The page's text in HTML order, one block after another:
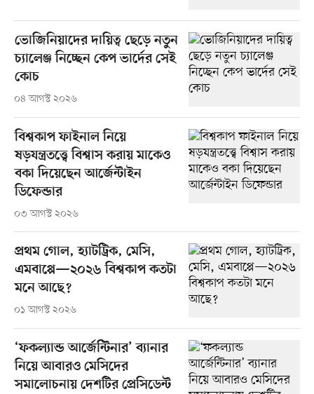
ভোজিনিয়াদের দায়িত্ব ছেড়ে নতুন
চ্যালেঞ্জ নিচ্ছেন কেপ ভার্দের সেই
কোচ
০৪ আগস্ট ২০২৬
বিশ্বকাপ ফাইনাল নিয়ে
ষড়যন্ত্রতত্ত্বে বিশ্বাস করায় মাকেও
বকা দিয়েছেন আর্জেন্টাইন
ডিফেন্ডার
০৩ আগস্ট ২০২৬
প্রথম গোল, হ্যাটট্রিক, মেসি,
এমবাপ্পে—২০২৬ বিশ্বকাপ কতটা
মনে আছে?
০১ আগস্ট ২০২৬
‘ফকল্যান্ড আর্জেন্টিনার’ ব্যানার
নিয়ে আবারও মেসিদের
সমালোচনায় দেশটির প্রেসিডেন্ট